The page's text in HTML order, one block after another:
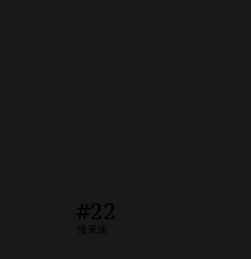
#22
慢來速